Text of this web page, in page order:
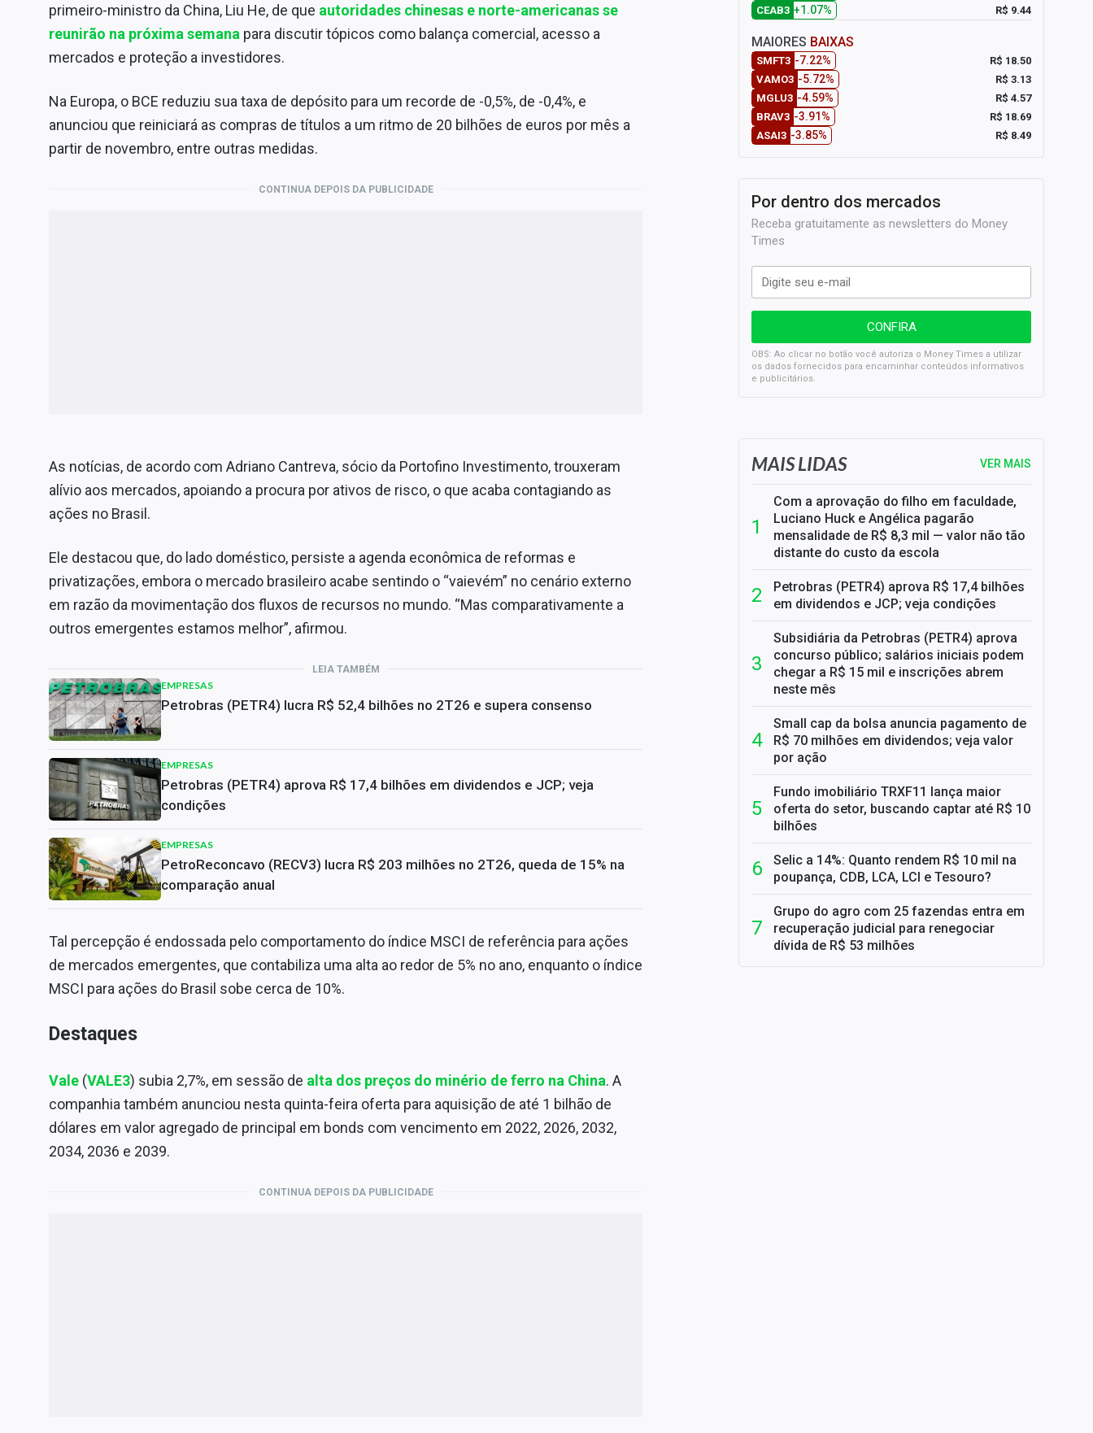
primeiro-ministro da China, Liu He, de que autoridades chinesas e norte-americanas se
reunirão na próxima semana para discutir tópicos como balança comercial, acesso a
mercados e proteção a investidores.
Na Europa, o BCE reduziu sua taxa de depósito para um recorde de -0,5%, de -0,4%, e
anunciou que reiniciará as compras de títulos a um ritmo de 20 bilhões de euros por mês a
partir de novembro, entre outras medidas.
CONTINUA DEPOIS DA PUBLICIDADE
As notícias, de acordo com Adriano Cantreva, sócio da Portofino Investimento, trouxeram
alívio aos mercados, apoiando a procura por ativos de risco, o que acaba contagiando as
ações no Brasil.
Ele destacou que, do lado doméstico, persiste a agenda econômica de reformas e
privatizações, embora o mercado brasileiro acabe sentindo o “vaievém” no cenário externo
em razão da movimentação dos fluxos de recursos no mundo. “Mas comparativamente a
outros emergentes estamos melhor”, afirmou.
LEIA TAMBÉM
EMPRESAS
Petrobras (PETR4) lucra R$ 52,4 bilhões no 2T26 e supera consenso
EMPRESAS
Petrobras (PETR4) aprova R$ 17,4 bilhões em dividendos e JCP; veja
condições
EMPRESAS
PetroReconcavo (RECV3) lucra R$ 203 milhões no 2T26, queda de 15% na
comparação anual
Tal percepção é endossada pelo comportamento do índice MSCI de referência para ações
de mercados emergentes, que contabiliza uma alta ao redor de 5% no ano, enquanto o índice
MSCI para ações do Brasil sobe cerca de 10%.
Destaques
Vale (VALE3) subia 2,7%, em sessão de alta dos preços do minério de ferro na China. A
companhia também anunciou nesta quinta-feira oferta para aquisição de até 1 bilhão de
dólares em valor agregado de principal em bonds com vencimento em 2022, 2026, 2032,
2034, 2036 e 2039.
CONTINUA DEPOIS DA PUBLICIDADE
CEAB3 +1.07% R$ 9.44
MAIORES BAIXAS
SMFT3 -7.22%
R$ 18.50
VAMO3 -5.72%
R$ 3.13
MGLU3 -4.59%
R$ 4.57
BRAV3 -3.91%
R$ 18.69
ASAI3 -3.85% R$ 8.49
Por dentro dos mercados
Receba gratuitamente as newsletters do Money
Times
OBS: Ao clicar no botão você autoriza o Money Times a utilizar
os dados fornecidos para encaminhar conteúdos informativos
e publicitários.
SELIC em 14%: A repercussão da decisão sobre os JUROS
MAIS LIDAS VER MAIS
Com a aprovação do filho em faculdade,
Luciano Huck e Angélica pagarão
mensalidade de R$ 8,3 mil — valor não tão
distante do custo da escola
Petrobras (PETR4) aprova R$ 17,4 bilhões
em dividendos e JCP; veja condições
Subsidiária da Petrobras (PETR4) aprova
concurso público; salários iniciais podem
chegar a R$ 15 mil e inscrições abrem
neste mês
Small cap da bolsa anuncia pagamento de
R$ 70 milhões em dividendos; veja valor
por ação
Fundo imobiliário TRXF11 lança maior
oferta do setor, buscando captar até R$ 10
bilhões
Selic a 14%: Quanto rendem R$ 10 mil na
poupança, CDB, LCA, LCI e Tesouro?
Grupo do agro com 25 fazendas entra em
recuperação judicial para renegociar
dívida de R$ 53 milhões